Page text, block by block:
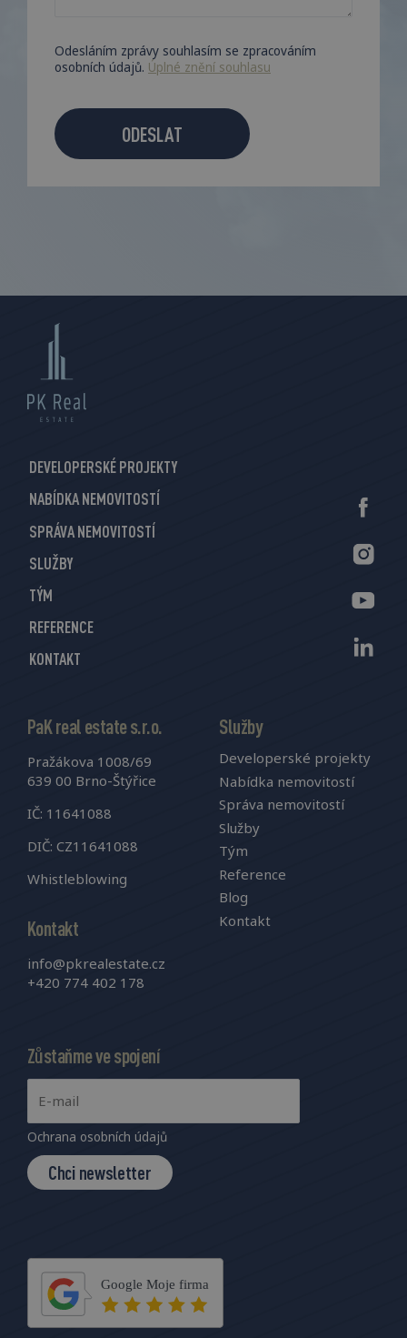
Odesláním zprávy souhlasím se zpracováním
osobních údajů. Úplné znění souhlasu
ODESLAT
DEVELOPERSKÉ PROJEKTY
NABÍDKA NEMOVITOSTÍ
SPRÁVA NEMOVITOSTÍ
SLUŽBY
TÝM
REFERENCE
KONTAKT
PaK real estate s.r.o.
Pražákova 1008/69
639 00 Brno-Štýřice
IČ: 11641088
DIČ: CZ11641088
Whistleblowing
Kontakt
info@pkrealestate.cz
+420 774 402 178
Služby
Developerské projekty
Nabídka nemovitostí
Správa nemovitostí
Služby
Tým
Reference
Blog
Kontakt
Zůstaňme ve spojení
Ochrana osobních údajů
Chci newsletter
Google Moje firma